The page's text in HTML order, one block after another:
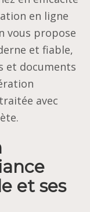
en ligne
vous propose
et fiable,
et documents
avec
et ses